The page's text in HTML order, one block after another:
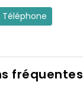
Téléphone
fréquentes